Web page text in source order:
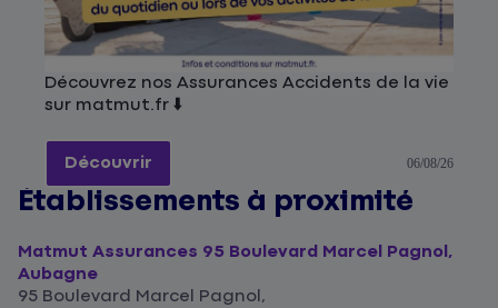
Découvrez nos Assurances Accidents de la vie
sur matmut.fr ⬇️
Découvrir 06/08/26
Établissements à proximité
Matmut Assurances 95 Boulevard Marcel Pagnol,
Aubagne
95 Boulevard Marcel Pagnol,